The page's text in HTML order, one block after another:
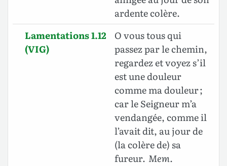
ardente colère.
Lamentations 1.12
(VIG)
O vous tous qui
passez par le chemin,
regardez et voyez s’il
est une douleur
comme ma douleur ;
car le Seigneur m’a
vendangée, comme il
l’avait dit, au jour de
(la colère de) sa
fureur. Mem.